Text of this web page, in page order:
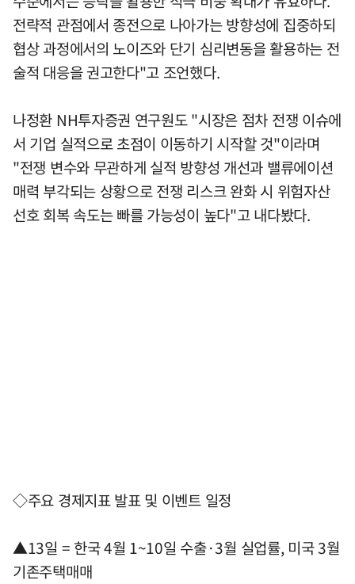
전략적 관점에서 종전으로 나아가는 방향성에 집중하되
협상 과정에서의 노이즈와 단기 심리변동을 활용하는 전
술적 대응을 권고한다"고 조언했다.
나정환 NH투자증권 연구원도 "시장은 점차 전쟁 이슈에
서 기업 실적으로 초점이 이동하기 시작할 것"이라며
"전쟁 변수와 무관하게 실적 방향성 개선과 밸류에이션
매력 부각되는 상황으로 전쟁 리스크 완화 시 위험자산
선호 회복 속도는 빠를 가능성이 높다"고 내다봤다.
◇주요 경제지표 발표 및 이벤트 일정
▲13일 = 한국 4월 1~10일 수출·3월 실업률, 미국 3월
기존주택매매